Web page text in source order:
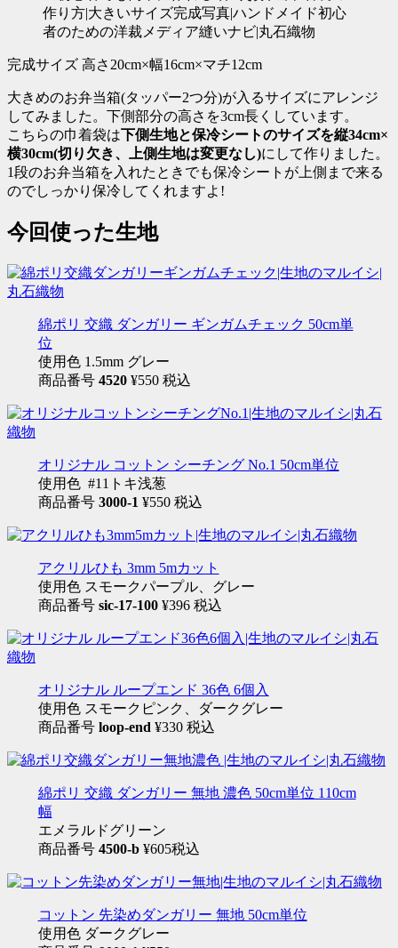
完成サイズ 高さ20cm×幅16cm×マチ12cm
大きめのお弁当箱(タッパー2つ分)が入るサイズにアレンジ
してみました。下側部分の高さを3cm長くしています。
こちらの巾着袋は下側生地と保冷シートのサイズを縦34cm×
横30cm(切り欠き、上側生地は変更なし)にして作りました。
1段のお弁当箱を入れたときでも保冷シートが上側まで来る
のでしっかり保冷してくれますよ!
今回使った生地
綿ポリ 交織 ダンガリー ギンガムチェック 50cm単
位
使用色 1.5mm グレー
商品番号 4520¥550 税込
オリジナル コットン シーチング No.1 50cm単位
使用色 #11トキ浅葱
商品番号 3000-1 ¥550 税込
アクリルひも 3mm 5mカット
使用色 スモークパープル、グレー
商品番号 sic-17-100¥396 税込
オリジナル ループエンド 36色 6個入
使用色 スモークピンク、ダークグレー
商品番号 loop-end ¥330 税込
綿ポリ 交織 ダンガリー 無地 濃色 50cm単位 110cm
幅
エメラルドグリーン
商品番号 4500-b¥605税込
コットン 先染めダンガリー 無地 50cm単位
使用色 ダークグレー